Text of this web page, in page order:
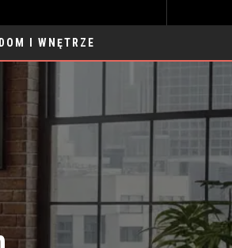
DOM I WNĘTRZE